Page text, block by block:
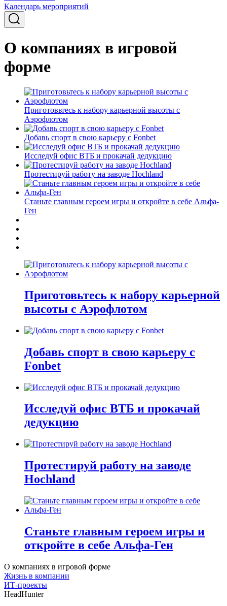
Календарь мероприятий
О компаниях в игровой
форме
Приготовьтесь к набору карьерной высоты с
Аэрофлотом
Добавь спорт в свою карьеру с Fonbet
Исследуй офис ВТБ и прокачай дедукцию
Протестируй работу на заводе Hochland
Станьте главным героем игры и откройте в себе Альфа-
Ген
Приготовьтесь к набору карьерной
высоты с Аэрофлотом
Добавь спорт в свою карьеру с
Fonbet
Исследуй офис ВТБ и прокачай
дедукцию
Протестируй работу на заводе
Hochland
Станьте главным героем игры и
откройте в себе Альфа-Ген
О компаниях в игровой форме
Жизнь в компании
ИТ-проекты
HeadHunter